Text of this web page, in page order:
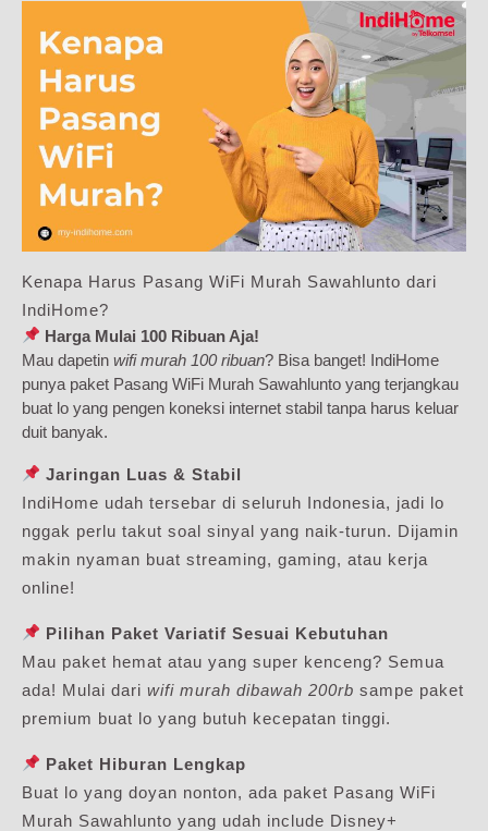
Kenapa Harus Pasang WiFi Murah Sawahlunto dari
IndiHome?
Harga Mulai 100 Ribuan Aja!
Mau dapetin wifi murah 100 ribuan? Bisa banget! IndiHome
punya paket Pasang WiFi Murah Sawahlunto yang terjangkau
buat lo yang pengen koneksi internet stabil tanpa harus keluar
duit banyak.
Jaringan Luas & Stabil
IndiHome udah tersebar di seluruh Indonesia, jadi lo
nggak perlu takut soal sinyal yang naik-turun. Dijamin
makin nyaman buat streaming, gaming, atau kerja
online!
Pilihan Paket Variatif Sesuai Kebutuhan
Mau paket hemat atau yang super kenceng? Semua
ada! Mulai dari wifi murah dibawah 200rb sampe paket
premium buat lo yang butuh kecepatan tinggi.
Paket Hiburan Lengkap
Buat lo yang doyan nonton, ada paket Pasang WiFi
Murah Sawahlunto yang udah include Disney+